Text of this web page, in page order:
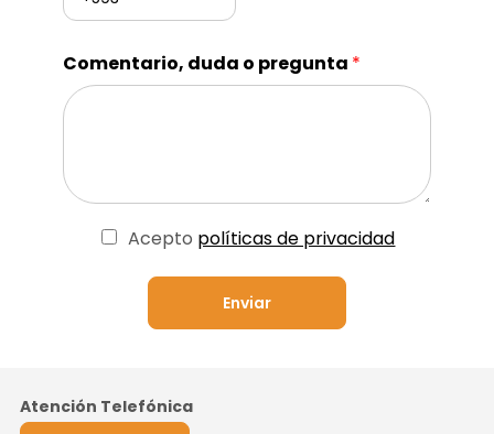
Comentario, duda o pregunta *
Acepto políticas de privacidad
Enviar
Atención Telefónica